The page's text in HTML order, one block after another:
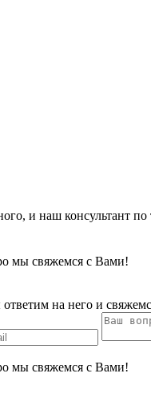
и наш консультант
мы свяжемся с Вами!
на него и
мы свяжемся с Вами!